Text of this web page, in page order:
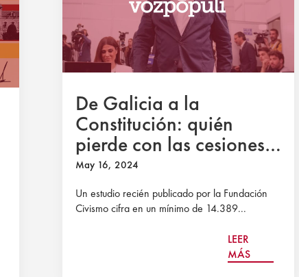
De Galicia a la
Constitución: quién
pierde con las cesiones a
Cataluña que cocina
Moncloa
May 16, 2024
Un estudio recién publicado por la Fundación
Civismo cifra en un mínimo de 14.389...
LEER
MÁS